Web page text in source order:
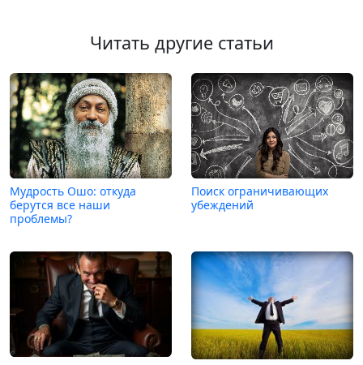
Читать другие статьи
Мудрость Ошо: откуда
берутся все наши
проблемы?
Поиск ограничивающих
убеждений